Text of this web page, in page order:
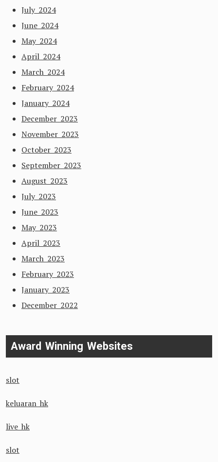
July 2024
June 2024
May 2024
April 2024
March 2024
February 2024
January 2024
December 2023
November 2023
October 2023
September 2023
August 2023
July 2023
June 2023
May 2023
April 2023
March 2023
February 2023
January 2023
December 2022
Award Winning Websites
slot
keluaran hk
live hk
slot